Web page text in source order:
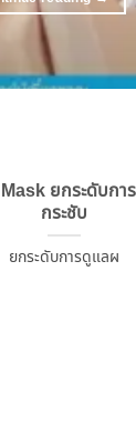
ยกระดับกา
กระชับ
ยกระดับการดูแลผ